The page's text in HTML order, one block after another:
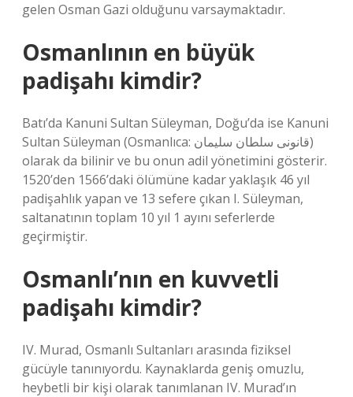
gelen Osman Gazi olduğunu varsaymaktadır.
Osmanlının en büyük
padişahı kimdir?
Batı’da Kanuni Sultan Süleyman, Doğu’da ise Kanuni
Sultan Süleyman (Osmanlıca: قانونى سلطان سليمان)
olarak da bilinir ve bu onun adil yönetimini gösterir.
1520’den 1566’daki ölümüne kadar yaklaşık 46 yıl
padişahlık yapan ve 13 sefere çıkan I. Süleyman,
saltanatının toplam 10 yıl 1 ayını seferlerde
geçirmiştir.
Osmanlı’nın en kuvvetli
padişahı kimdir?
IV. Murad, Osmanlı Sultanları arasında fiziksel
gücüyle tanınıyordu. Kaynaklarda geniş omuzlu,
heybetli bir kişi olarak tanımlanan IV. Murad’ın